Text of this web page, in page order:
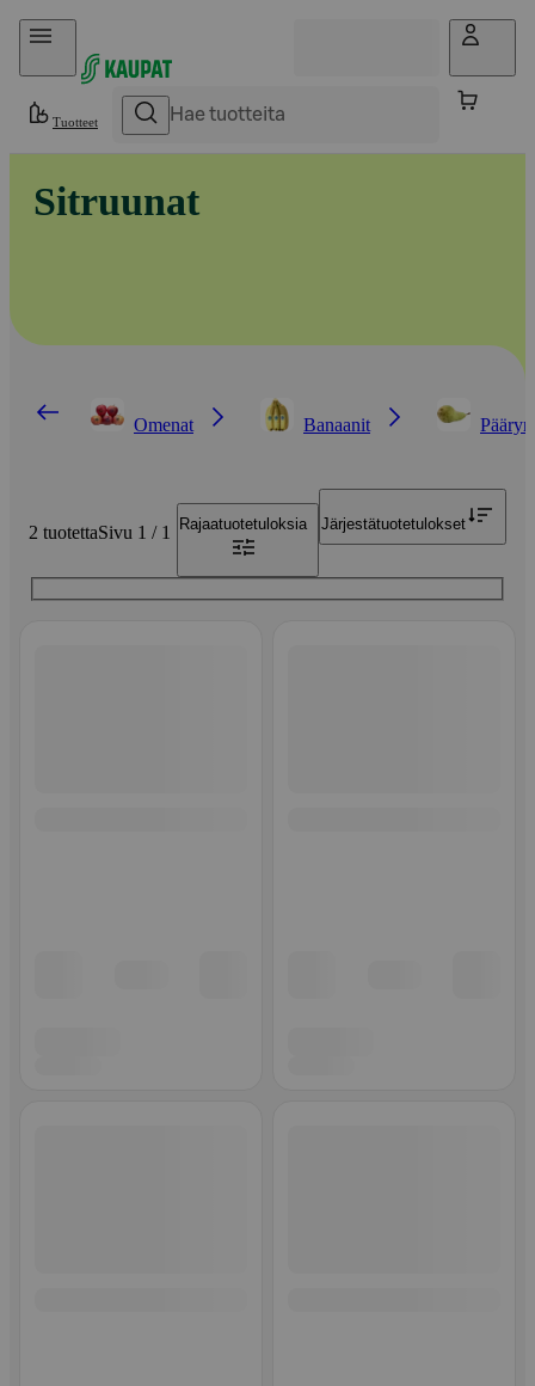
Hyppää sisältöön
Tuotteet
Sitruunat
Omenat Banaanit
2 tuotettaSivu 1 / 1 Rajaatuotetuloksia Järjestätuotetulokset